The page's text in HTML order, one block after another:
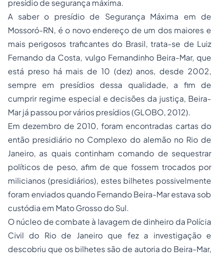
presídio de segurança máxima.
A saber o presídio de Segurança Máxima em de
Mossoró-RN, é o novo endereço de um dos maiores e
mais perigosos traficantes do Brasil, trata-se de Luiz
Fernando da Costa, vulgo Fernandinho Beira-Mar, que
está preso há mais de 10 (dez) anos, desde 2002,
sempre em presídios dessa qualidade, a fim de
cumprir regime especial e decisões da justiça, Beira-
Mar já passou por vários presídios (GLOBO, 2012).
Em dezembro de 2010, foram encontradas cartas do
então presidiário no Complexo do alemão no Rio de
Janeiro, as quais continham comando de sequestrar
políticos de peso, afim de que fossem trocados por
milicianos (presidiários), estes bilhetes possivelmente
foram enviados quando Fernando Beira-Mar estava sob
custódia em Mato Grosso do Sul.
O núcleo de combate à lavagem de dinheiro da Polícia
Civil do Rio de Janeiro que fez a investigação e
descobriu que os bilhetes são de autoria do Beira-Mar,